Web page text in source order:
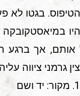
בגטו לא
גרמני